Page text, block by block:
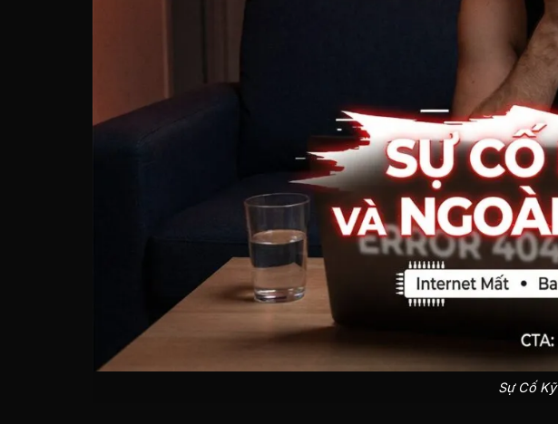
Sự Cố